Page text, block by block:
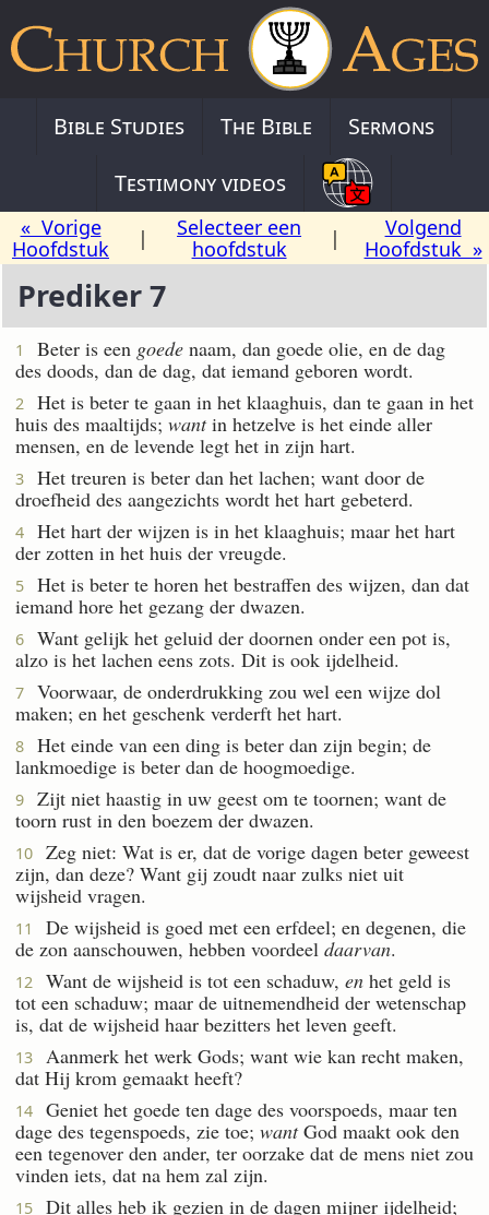
Bible Studies The Bible
Sermons
Testimony videos
« Vorige
Hoofdstuk
|
Selecteer een
hoofdstuk
|
Volgend
Hoofdstuk »
Prediker 7
1 Beter is een goede naam, dan goede olie, en de dag
des doods, dan de dag, dat iemand geboren wordt.
2
Het is beter te gaan in het klaaghuis, dan te gaan in het
huis des maaltijds; wantin hetzelve is het einde aller
mensen, en de levende legt het in zijn hart.
3
Het treuren is beter dan het lachen; want door de
droefheid des aangezichts wordt het hart gebeterd.
4
Het hart der wijzen is in het klaaghuis; maar het hart
der zotten in het huis der vreugde.
5
Het is beter te horen het bestraffen des wijzen, dan dat
iemand hore het gezang der dwazen.
6
Want gelijk het geluid der doornen onder een pot is,
alzo is het lachen eens zots. Dit is ook ijdelheid.
7
Voorwaar, de onderdrukking zou wel een wijze dol
maken; en het geschenk verderft het hart.
8
Het einde van een ding is beter dan zijn begin; de
lankmoedige is beter dan de hoogmoedige.
9
Zijt niet haastig in uw geest om te toornen; want de
toorn rust in den boezem der dwazen.
10
Zeg niet: Wat is er, dat de vorige dagen beter geweest
zijn, dan deze? Want gij zoudt naar zulks niet uit
wijsheid vragen.
11
De wijsheid is goed met een erfdeel; en degenen, die
de zon aanschouwen, hebben voordeel daarvan.
12 Want de wijsheid is tot een schaduw, en het geld is
tot een schaduw; maar de uitnemendheid der wetenschap
is, dat de wijsheid haar bezitters het leven geeft.
13
Aanmerk het werk Gods; want wie kan recht maken,
dat Hij krom gemaakt heeft?
14
Geniet het goede ten dage des voorspoeds, maar ten
dage des tegenspoeds, zie toe; wantGod maakt ook den
een tegenover den ander, ter oorzake dat de mens niet zou
vinden iets, dat na hem zal zijn.
15
Dit alles heb ik gezien in de dagen mijner ijdelheid;